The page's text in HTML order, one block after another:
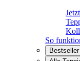
So
Bestseller